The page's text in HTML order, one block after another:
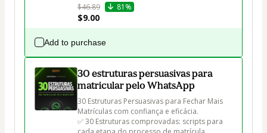
$46.89
81%
$9.00
Add to purchase
30 estruturas persuasivas para
matricular pelo WhatsApp
30 Estruturas Persuasivas para Fechar Mais
Matrículas com confiança e eficácia.
✅ 30 Estruturas comprovadas: scripts para